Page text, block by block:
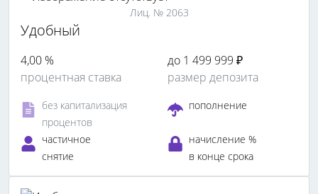
Лиц. № 2063
Удобный
4,00 %
процентная ставка
до 1 499 999 ₽
размер депозита
без капитализация
процентов
пополнение
частичное
снятие
начисление %
в конце срока